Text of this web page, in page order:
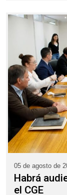
05 de agosto de
Habrá
el CGE